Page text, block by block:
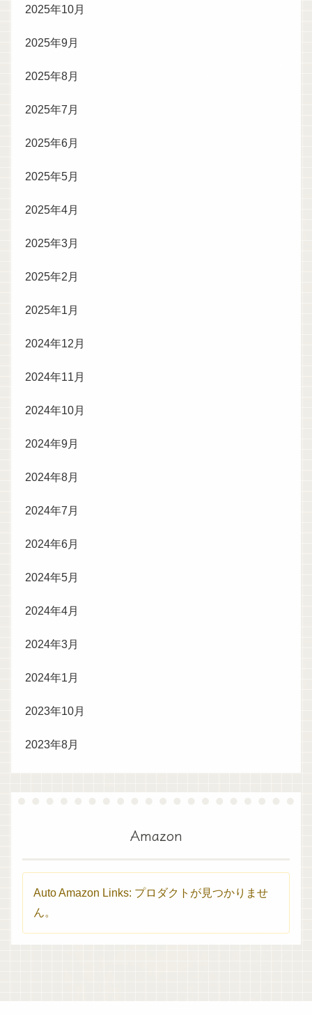
2025年10月
2025年9月
2025年8月
2025年7月
2025年6月
2025年5月
2025年4月
2025年3月
2025年2月
2025年1月
2024年12月
2024年11月
2024年10月
2024年9月
2024年8月
2024年7月
2024年6月
2024年5月
2024年4月
2024年3月
2024年1月
2023年10月
2023年8月
Amazon
Auto Amazon Links: プロダクトが見つかりませ
ん。